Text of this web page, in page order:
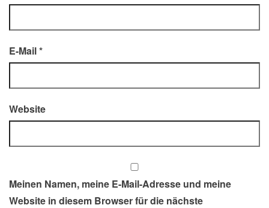
E-Mail*
Website
Meinen Namen, meine E-Mail-Adresse und meine
Website in diesem Browser für die nächste